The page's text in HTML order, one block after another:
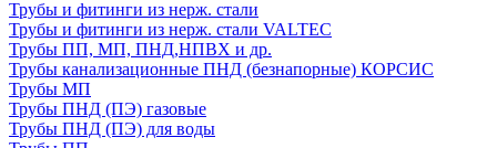
Трубы и фитинги из нерж. стали
Трубы и фитинги из нерж. стали VALTEC
Трубы ПП, МП, ПНД,НПВХ и др.
Трубы канализационные ПНД (безнапорные) КОРСИС
Трубы МП
Трубы ПНД (ПЭ) газовые
Трубы ПНД (ПЭ) для воды